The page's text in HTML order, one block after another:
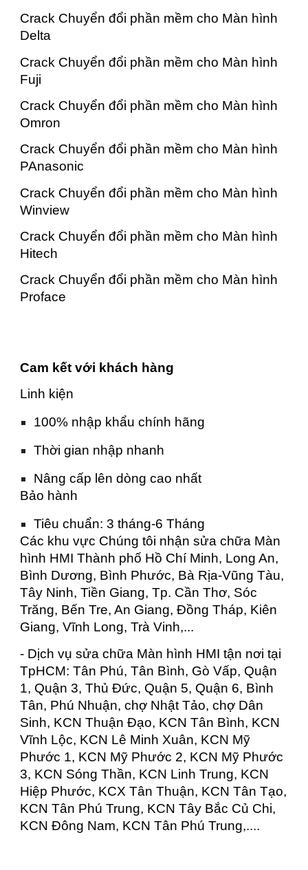
Crack Chuyển đổi phần mềm cho Màn hình
Delta
Crack Chuyển đổi phần mềm cho Màn hình
Fuji
Crack Chuyển đổi phần mềm cho Màn hình
Omron
Crack Chuyển đổi phần mềm cho Màn hình
PAnasonic
Crack Chuyển đổi phần mềm cho Màn hình
Winview
Crack Chuyển đổi phần mềm cho Màn hình
Hitech
Crack Chuyển đổi phần mềm cho Màn hình
Proface
Cam kết với khách hàng
Linh kiện
100% nhập khẩu chính hãng
Thời gian nhập nhanh
Nâng cấp lên dòng cao nhất
Bảo hành
Tiêu chuẩn: 3 tháng-6 Tháng
Các khu vực Chúng tôi nhận sửa chữa Màn
hình HMI Thành phố Hồ Chí Minh, Long An,
Bình Dương, Bình Phước, Bà Rịa-Vũng Tàu,
Tây Ninh, Tiền Giang, Tp. Cần Thơ, Sóc
Trăng, Bến Tre, An Giang, Đồng Tháp, Kiên
Giang, Vĩnh Long, Trà Vinh,...
- Dịch vụ sửa chữa Màn hình HMI tận nơi tại
TpHCM: Tân Phú, Tân Bình, Gò Vấp, Quận
1, Quận 3, Thủ Đức, Quận 5, Quận 6, Bình
Tân, Phú Nhuận, chợ Nhật Tảo, chợ Dân
Sinh, KCN Thuận Đạo, KCN Tân Bình, KCN
Vĩnh Lộc, KCN Lê Minh Xuân, KCN Mỹ
Phước 1, KCN Mỹ Phước 2, KCN Mỹ Phước
3, KCN Sóng Thần, KCN Linh Trung, KCN
Hiệp Phước, KCX Tân Thuận, KCN Tân Tạo,
KCN Tân Phú Trung, KCN Tây Bắc Củ Chi,
KCN Đông Nam, KCN Tân Phú Trung,....